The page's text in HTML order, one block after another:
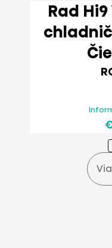
Rad Hi9 Voľne stojaca